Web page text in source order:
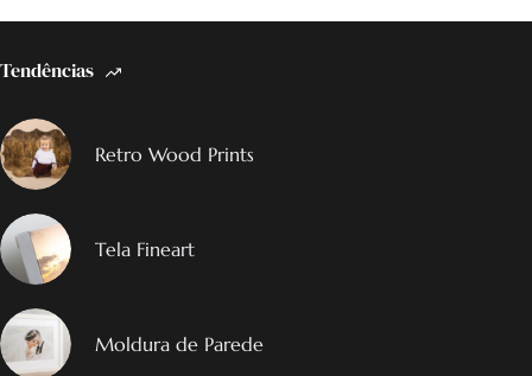
Tendências
Retro Wood Prints
Tela Fineart
Moldura de Parede